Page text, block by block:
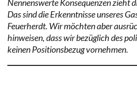
Nennenswerte Konsequenzen zieht
Das sind die Erkenntnisse unseres
Feuerherdt. Wir möchten aber
hinweisen, dass wir bezüglich des
keinen Positionsbezug vornehmen.